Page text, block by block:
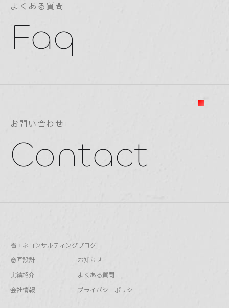
よくある質問
Faq
お問い合わせ
Contact
省エネコンサルティング
意匠設計
実績紹介
会社情報
ブログ
お知らせ
よくある質問
プライバシーポリシー